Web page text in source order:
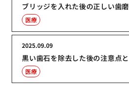
ブリッジを入れた後の正しい歯
医療
黒い歯石を除去した後の注意点
2025.09.09
医療